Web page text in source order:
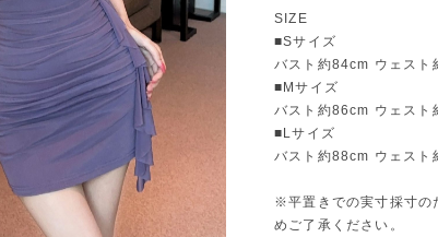
SIZE
■Sサイズ
バスト約84cm ウェス
■Mサイズ
バスト約86cm ウェス
■Lサイズ
バスト約88cm ウェス
※平置きでの実寸採寸の
めご了承ください。